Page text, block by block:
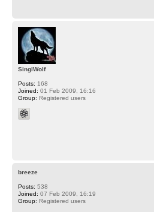
SinglWolf
Posts: 168
Joined: 01 Feb 2009, 16:16
Group: Registered users
breeze
Posts: 538
Joined: 07 Feb 2009, 16:19
Group: Registered users